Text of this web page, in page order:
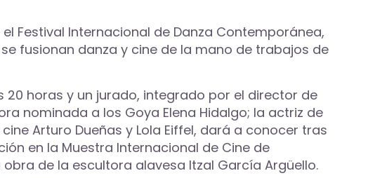
Festival Internacional de Danza Contemporánea,
fusionan danza y cine de la mano de trabajos de
horas y un jurado, integrado por el director de
nominada a los Goya Elena Hidalgo; la actriz de
Arturo Dueñas y Lola Eiffel, dará a conocer tras
en la Muestra Internacional de Cine de
de la escultora alavesa Itzal García Argüello.